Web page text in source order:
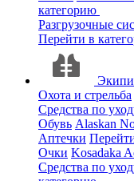
категорию
Разгрузочные
Перейти в
Охота и стрельба
Средства по
Обувь Alaskan
Аптечки
Очки Kosadaka
Средства по